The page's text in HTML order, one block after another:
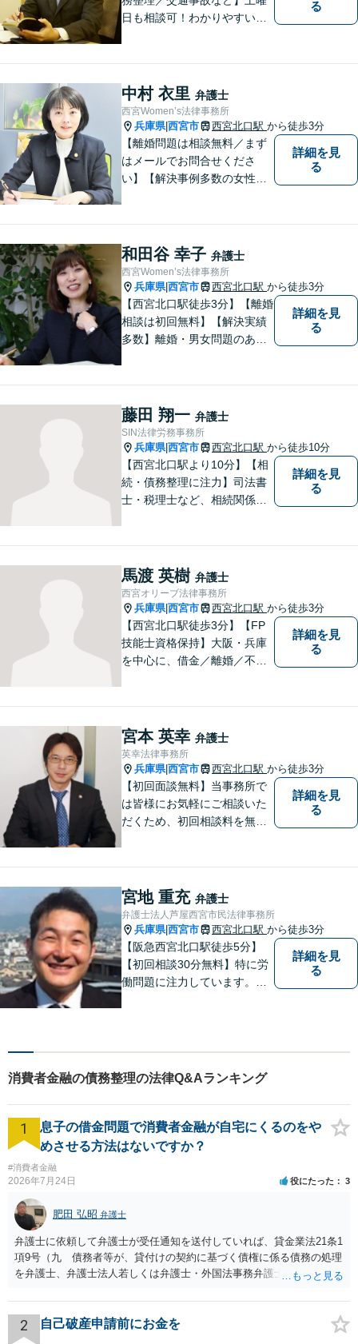
日も相談可！わかりやすい料
る
中村 衣里 弁護士
西宮Women’s法律事務所
兵庫県|西宮市 西宮北口駅 から徒歩3分
【離婚問題は相談無料／まず
はメールでお問合せくださ
い】【解決事例多数の女性弁
神戸・西宮・尼崎・芦屋でお
困りの女性はぜひご相談くだ
さい。【完全個室・お子様も
歓迎】
詳細を見
る
和田谷 幸子 弁護士
西宮Women’s法律事務所
兵庫県|西宮市 西宮北口駅 から徒歩3分
【西宮北口駅徒歩3分】【離婚
相談は初回無料】【解決実績
多数】離婚・男女問題のあら
します。【土日祝日・夜間の
ご相談も対応可】【完全個室
／お子様同伴でも大丈夫で
す】
詳細を見
る
藤田 翔一 弁護士
SIN法律労務事務所
兵庫県|西宮市 西宮北口駅 から徒歩10分
【西宮北口駅より10分】【相
続・債務整理に注力】司法書
士・税理士など、相続関係に
象とした、法律サービスを提
供しております。お気軽に、
ご相談ください。
詳細を見
る
馬渡 英樹 弁護士
西宮オリーブ法律事務所
兵庫県|西宮市 西宮北口駅 から徒歩3分
【西宮北口駅徒歩3分】【FP
技能士資格保持】大阪・兵庫
を中心に、借金／離婚／不動
丁寧な対応、アドバイスをさ
せていただきます。
詳細を見
る
宮本 英幸 弁護士
英幸法律事務所
兵庫県|西宮市 西宮北口駅 から徒歩3分
【初回面談無料】当事務所で
は皆様にお気軽にご相談いた
だくため、初回相談料を無料
女問題／建築問題など、貴方
にとって最善の解決に向けて
尽力します。【当日／夜間対
応可】
詳細を見
る
宮地 重充 弁護士
弁護士法人芦屋西宮市民法律事務所
兵庫県|西宮市 西宮北口駅 から徒歩3分
【阪急西宮北口駅徒歩5分】
【初回相談30分無料】特に労
働問題に注力しています。残
民事事件，家事事件，刑事事
件も幅広く取り扱っておりま
す。
詳細を見
る
消費者金融の債務整理の法律Q&Aランキング
1
息子の借金問題で消費者金融が自宅にくるのをや
めさせる方法はないですか？
#消費者金融
2026年7月24日 役にたった 3
肥田 弘昭 弁護士
弁護士に依頼して弁護士が受任通知を送付していれば、貸金業法21条1
項9号（九 債務者等が、貸付けの契約に基づく債権に係る債務の処理
を弁護士、弁護士法人若しくは弁護士・外国法事務弁護士共同法人若
等」という。）に委託し、又はその処理のため必要な裁判所における
民事事件に関する手続をとり、弁護士等又は裁判所から書面によりそ
の旨の通知があつた場合において、正当な理由がないのに、債務者等
2 自己破産申請前にお金を